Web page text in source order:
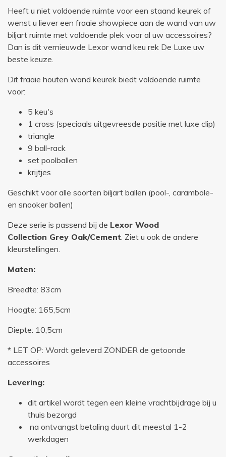
Heeft u niet voldoende ruimte voor een staand keurek of
wenst u liever een fraaie showpiece aan de wand van uw
biljart ruimte met voldoende plek voor al uw accessoires?
Dan is dit vernieuwde Lexor wand keu rek De Luxe uw
beste keuze.
Dit fraaie houten wand keurek biedt voldoende ruimte
voor:
5 keu's
1 cross (speciaals uitgevreesde positie met luxe clip)
triangle
9 ball-rack
set poolballen
krijtjes
Geschikt voor alle soorten biljart ballen (pool-, carambole-
en snooker ballen)
Deze serie is passend bij de Lexor Wood
Collection Grey Oak/Cement . Ziet u ook de andere
kleurstellingen.
Maten:
Breedte: 83cm
Hoogte: 165,5cm
Diepte: 10,5cm
* LET OP: Wordt geleverd ZONDER de getoonde
accessoires
Levering:
dit artikel wordt tegen een kleine vrachtbijdrage bij u
thuis bezorgd
na ontvangst betaling duurt dit meestal 1-2
werkdagen